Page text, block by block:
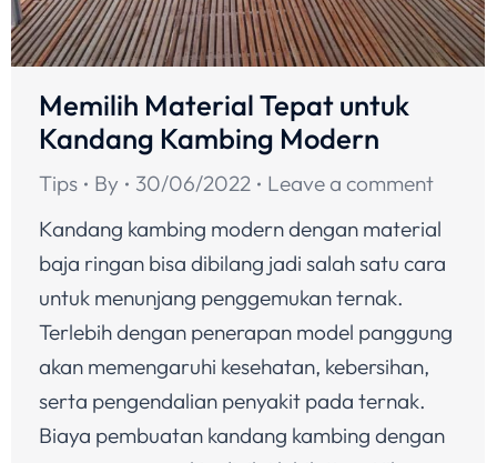
Memilih Material Tepat untuk
Kandang Kambing Modern
Tips By 30/06/2022
Leave a comment
Kandang kambing modern dengan material
baja ringan bisa dibilang jadi salah satu cara
untuk menunjang penggemukan ternak.
Terlebih dengan penerapan model panggung
akan memengaruhi kesehatan, kebersihan,
serta pengendalian penyakit pada ternak.
Biaya pembuatan kandang kambing dengan